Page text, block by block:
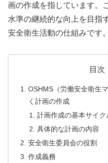
画の作成を指しています。
水準の継続的な向上を目指
安全衛生活動の仕組みです。
目次
OSHMS（労働安全衛生
く計画の作成
計画作成の基本サイク
具体的な計画の内容
安全衛生委員会の役割
作成義務